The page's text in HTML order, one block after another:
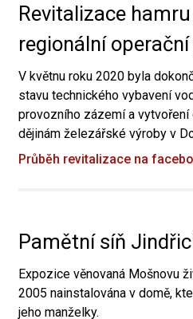
Revitalizace
regionální
V květnu roku 2020 byla
stavu technického vybavení
provozního zázemí a
dějinám železářské výroby v
Průběh revitalizace na
Pamětní síň
Expozice věnovaná Mošnovu
2005 nainstalována v domě,
jeho manželky.